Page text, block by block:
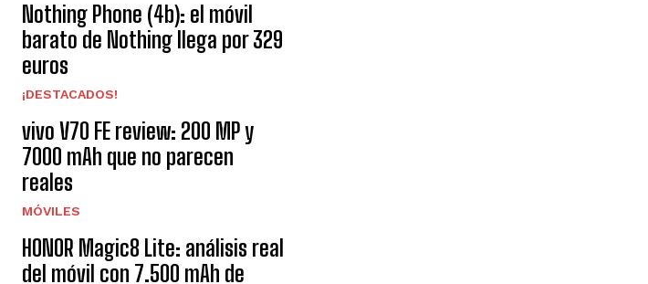
Nothing Phone (4b): el móvil
barato de Nothing llega por 329
euros
¡DESTACADOS!
vivo V70 FE review: 200 MP y
7000 mAh que no parecen
reales
MÓVILES
HONOR Magic8 Lite: análisis real
del móvil con 7.500 mAh de